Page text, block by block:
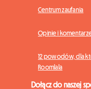
Centrum zaufania
Opinie i
12 powodów, dla
Roomlala
Dołącz do naszej